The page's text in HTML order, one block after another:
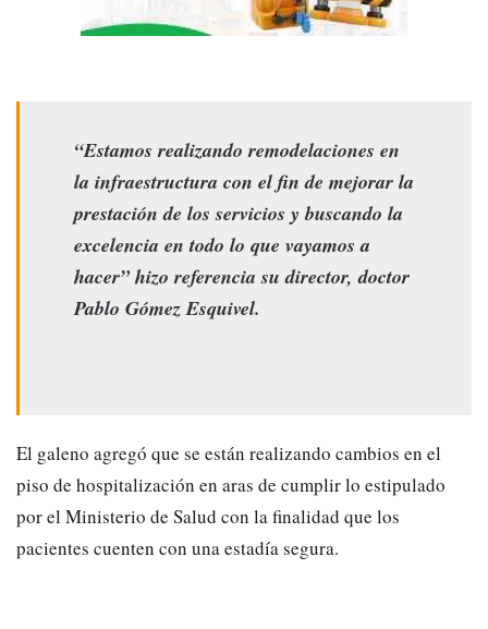
“Estamos realizando remodelaciones en
la infraestructura con el fin de mejorar la
prestación de los servicios y buscando la
excelencia en todo lo que vayamos a
hacer” hizo referencia su director, doctor
Pablo Gómez Esquivel.
El galeno agregó que se están realizando cambios en el
piso de hospitalización en aras de cumplir lo estipulado
por el Ministerio de Salud con la finalidad que los
pacientes cuenten con una estadía segura.